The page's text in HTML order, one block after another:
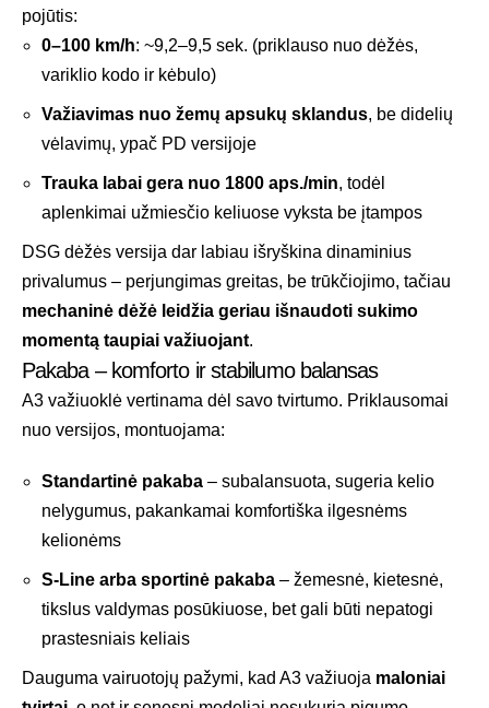
pojūtis:
0–100 km/h: ~9,2–9,5 sek. (priklauso nuo dėžės,
variklio kodo ir kėbulo)
Važiavimas nuo žemų apsukų sklandus, be didelių
vėlavimų, ypač PD versijoje
Trauka labai gera nuo 1800 aps./min, todėl
aplenkimai užmiesčio keliuose vyksta be įtampos
DSG dėžės versija dar labiau išryškina dinaminius
privalumus – perjungimas greitas, be trūkčiojimo, tačiau
mechaninė dėžė leidžia geriau išnaudoti sukimo
momentą taupiai važiuojant.
Pakaba – komforto ir stabilumo balansas
A3 važiuoklė vertinama dėl savo tvirtumo. Priklausomai
nuo versijos, montuojama:
Standartinė pakaba – subalansuota, sugeria kelio
nelygumus, pakankamai komfortiška ilgesnėms
kelionėms
S-Line arba sportinė pakaba – žemesnė, kietesnė,
tikslus valdymas posūkiuose, bet gali būti nepatogi
prastesniais keliais
Dauguma vairuotojų pažymi, kad A3 važiuoja maloniai